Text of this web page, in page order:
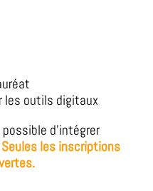
les outils digitaux
d’intégrer
Seules les inscriptions